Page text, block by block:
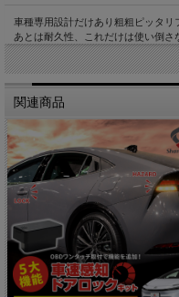
車種専用設計だけあり粗粗ピッタリ
あとは耐久性、これだけは使い倒
関連商品